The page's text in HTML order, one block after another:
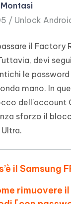
New
/ Unlock
il Factory
devi
le
mano. In
dell'account
sforzo il
Ultra.
il Samsung
rimuovere il